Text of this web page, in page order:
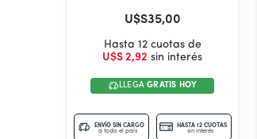
U$S35,00
Hasta 12 cuotas de
U$S 2,92 sin interés
LLEGAGRATIS HOY
ENVÍO SIN CARGO
a todo el país
HASTA 12 CUOTAS
sin interés